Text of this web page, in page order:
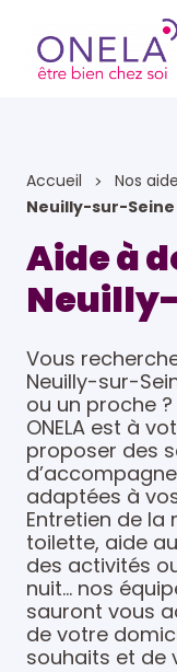
Accueil Nos
Neuilly-sur-Seine
Aide à
Vous
Neuilly-sur-
ou un proche
ONELA est à
proposer des
adaptées à
Entretien de la
toilette, aide
des activités
nuit… nos
sauront vous
de votre
souhaits et de